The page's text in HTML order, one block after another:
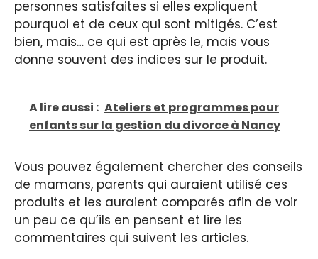
personnes satisfaites si elles expliquent
pourquoi et de ceux qui sont mitigés. C’est
bien, mais… ce qui est après le, mais vous
donne souvent des indices sur le produit.
A lire aussi : Ateliers et programmes pour
enfants sur la gestion du divorce à Nancy
Vous pouvez également chercher des conseils
de mamans, parents qui auraient utilisé ces
produits et les auraient comparés afin de voir
un peu ce qu’ils en pensent et lire les
commentaires qui suivent les articles.